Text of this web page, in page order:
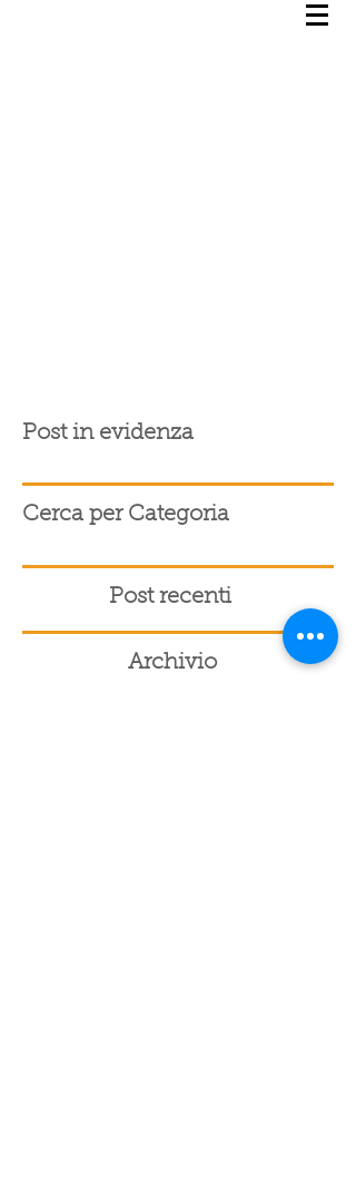
Post in evidenza
Cerca per Categoria
Post recenti
Archivio